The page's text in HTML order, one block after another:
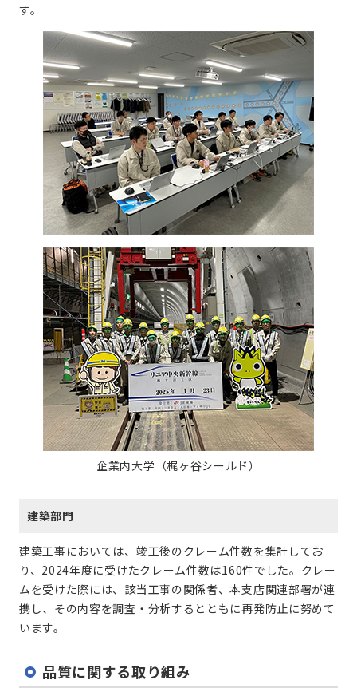
す。
企業内大学（梶ヶ谷シールド）
建築部門
建築工事においては、竣工後のクレーム件数を集計してお
り、2024年度に受けたクレーム件数は160件でした。クレー
ムを受けた際には、該当工事の関係者、本支店関連部署が連
携し、その内容を調査・分析するとともに再発防止に努めて
います。
品質に関する取り組み